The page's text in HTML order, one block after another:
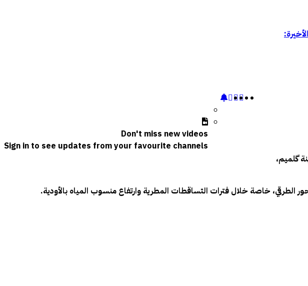
Don't miss new videos
Sign in to see updates from your favourite channels
أسرير ومدينة گلميم،
خاصة خلال فترات التساقطات المطرية وارتفاع منسوب المياه بالأودية.